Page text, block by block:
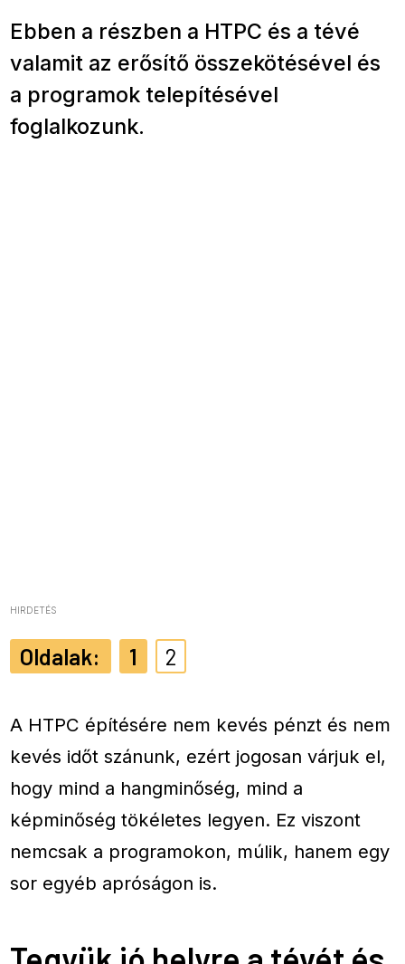
Ebben a részben a HTPC és a tévé
valamit az erősítő összekötésével és
a programok telepítésével
foglalkozunk.
HIRDETÉS
1 2
A HTPC építésére nem kevés pénzt és nem
kevés időt szánunk, ezért jogosan várjuk el,
hogy mind a hangminőség, mind a
képminőség tökéletes legyen. Ez viszont
nemcsak a programokon, múlik, hanem egy
sor egyéb apróságon is.